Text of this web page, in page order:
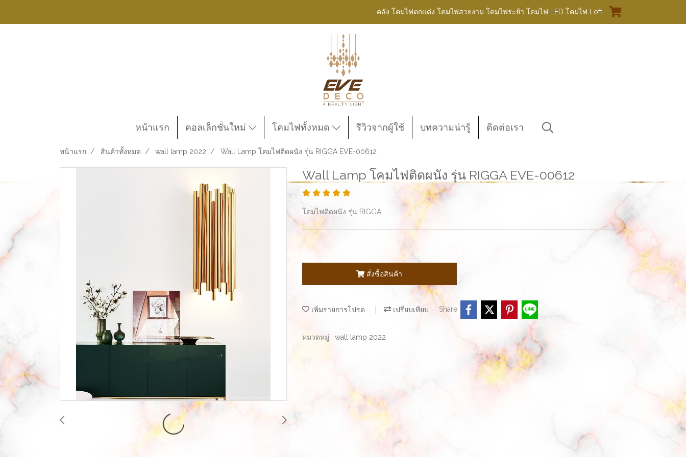
คลัง โคมไฟตกแต่ง โคมไฟสวยงาม โคมไฟระย้า โคมไฟ LED โคมไฟ Loft
หน้าแรก คอลเล็กชั่นใหม่ โคมไฟทั้งหมด รีวิวจากผู้ใช้ บทความน่ารู้ ติดต่อเรา
หน้าแรก สินค้าทั้งหมด wall lamp 2022 Wall Lamp โคมไฟติดผนัง รุ่น RIGGA EVE-00612
Wall Lamp โคมไฟติดผนัง รุ่น RIGGA EVE-00612
โคมไฟติดผนัง รุ่น RIGGA
สั่งซื้อสินค้า
เพิ่มรายการโปรด เปรียบเทียบ Share
หมวดหมู่ : wall lamp 2022